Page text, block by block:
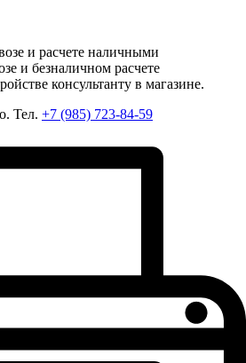
и расчете наличными
и безналичном расчете
консультанту в магазине.
Тел. +7 (985) 723-84-59